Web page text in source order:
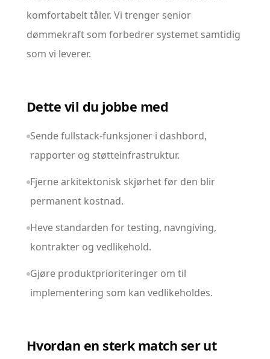
komfortabelt tåler. Vi trenger senior
dømmekraft som forbedrer systemet samtidig
som vi leverer.
Dette vil du jobbe med
Sende fullstack-funksjoner i dashbord,
rapporter og støtteinfrastruktur.
Fjerne arkitektonisk skjørhet før den blir
permanent kostnad.
Heve standarden for testing, navngiving,
kontrakter og vedlikehold.
Gjøre produktprioriteringer om til
implementering som kan vedlikeholdes.
Hvordan en sterk match ser ut